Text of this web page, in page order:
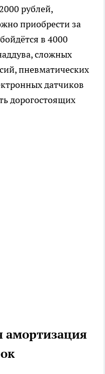
рублей,
приобрести за
в 4000
сложных
пневматических
датчиков
дорогостоящих
амортизация